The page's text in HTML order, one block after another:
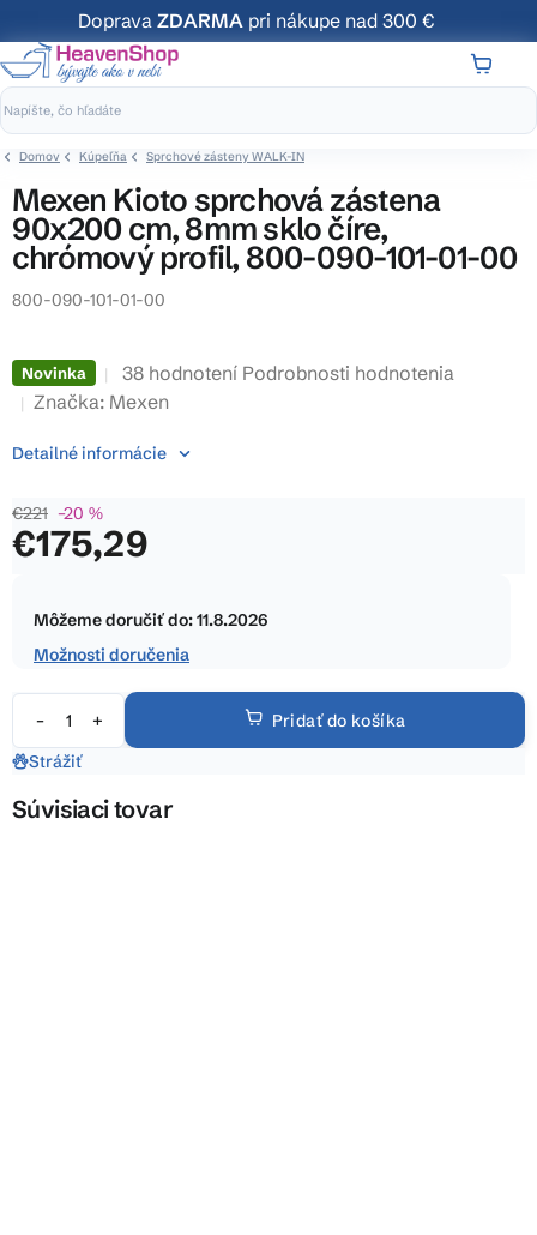
na
obsah
Doprava ZDARMA pri nákupe nad 300 €
Domov Kúpeľňa Sprchové zásteny WALK-IN
Mexen Kioto sprchová zástena
90x200 cm, 8mm sklo číre,
chrómový profil, 800-090-101-01-00
800-090-101-01-00
Novinka
Priemerné
hodnotenie
je
5
38 hodnotení Podrobnosti hodnotenia
Značka: Mexen
€221 –20 %
€175,29
cena:
Môžeme doručiť do:11.8.2026
Možnosti doručenia
Pridať do košíka
Detailné informácie
Strážiť
Súvisiaci tovar